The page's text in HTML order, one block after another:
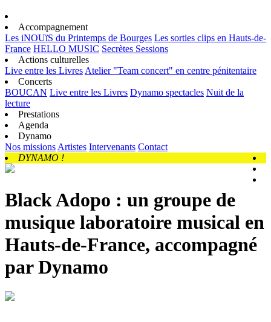
Accompagnement
Les iNOUïS du Printemps de Bourges Les sorties clips en Hauts-de-
France HELLO MUSIC Secrètes Sessions
Actions culturelles
Live entre les Livres Atelier "Team concert" en centre pénitentaire
Concerts
BOUCAN Live entre les Livres Dynamo spectacles Nuit de la
lecture
Prestations
Agenda
Dynamo
Nos missions Artistes Intervenants Contact
DYNAMO !
Black Adopo : un groupe de
musique laboratoire musical en
Hauts-de-France, accompagné
par Dynamo